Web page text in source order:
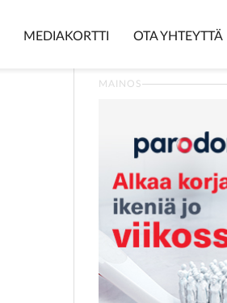
MEDIAKORTTI OTA YHTEYTTÄ
MAINOS